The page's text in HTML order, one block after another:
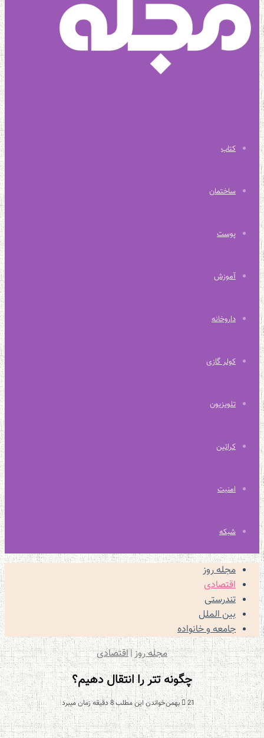
کتاب
ساختمان
پوست
آموزش
داروخانه
کولر گازی
تلویزیون
کراتین
امنیت
شبکه
مجله روز
اقتصادی
تندرستی
بین الملل
جامعه و خانواده
مجله روز|اقتصادی
چگونه تتر را انتقال دهیم؟
21 بهمن خواندن این مطلب 8 دقیقه زمان میبرد